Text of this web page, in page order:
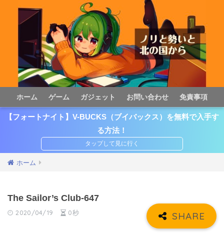
ホーム ゲーム ガジェット お問い合わせ 免責事項
【フォートナイト】V-BUCKS（ブイバックス）を無料で入手す
る方法！
ホーム
The Sailor’s Club-647
2020/04/19 0秒